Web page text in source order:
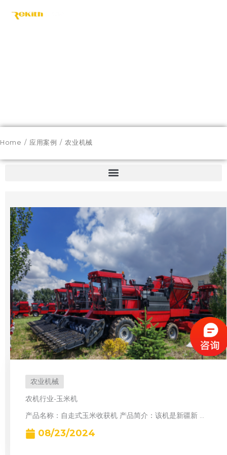
Home / 应用案例 / 农业机械
农业机械
农机行业-玉米机
产品名称：自走式玉米收获机 产品简介：该机是新疆新 ...
08/23/2024